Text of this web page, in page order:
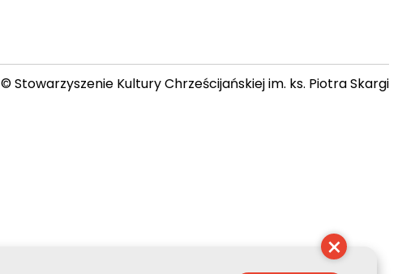
© Stowarzyszenie Kultury Chrześcijańskiej im. ks. Piotra Skargi
×